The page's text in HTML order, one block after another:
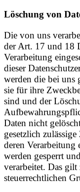
Löschung von
Die von uns
der Art. 17 und 18
Verarbeitung
dieser
werden die bei uns
sie für ihre
sind und der
Daten nicht
gesetzlich
deren Verarbeitung
werden gesperrt
verarbeitet. Das
steuerrechtlichen